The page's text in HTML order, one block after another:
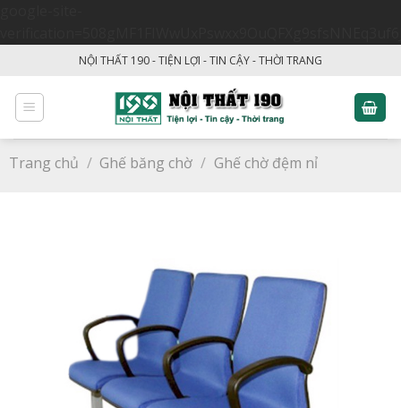
content
NỘI THẤT 190 - TIỆN LỢI - TIN CẬY - THỜI TRANG
Trang chủ / Ghế băng chờ / Ghế chờ đệm nỉ